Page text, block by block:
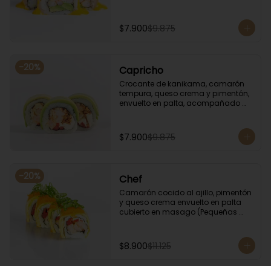
$7.900$9.875
-20% Capricho
Crocante de kanikama, camarón
tempura, queso crema y pimentón,
envuelto en palta, acompañado
$7.900$9.875
-20% Chef
Camarón cocido al ajillo, pimentón
y queso crema envuelto en palta
cubierto en masago (Pequeñas
$8.900$11.125